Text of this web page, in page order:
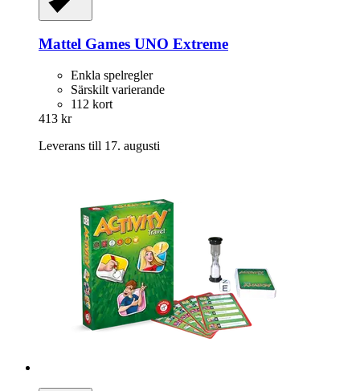
Mattel Games UNO Extreme
Enkla spelregler
Särskilt varierande
112 kort
413 kr
Leverans till 17. augusti